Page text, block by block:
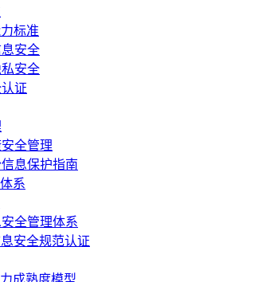
标准
息安全
私安全
证
全管理
息保护指南
系
全管理体系
安全规范认证
成熟度模型